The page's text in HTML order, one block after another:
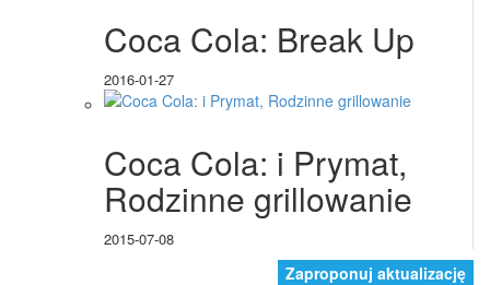
Coca Cola: Break Up
2016-01-27
Coca Cola: i Prymat,
Rodzinne grillowanie
2015-07-08
Zaproponuj aktualizację